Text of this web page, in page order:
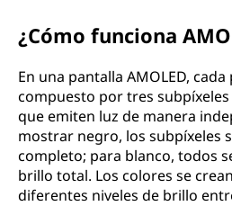
¿Cómo funciona
En una pantalla AMOLED, cada
compuesto por tres
que emiten luz de manera
mostrar negro, los subpíxeles
completo; para blanco, todos
brillo total. Los colores se
diferentes niveles de brillo